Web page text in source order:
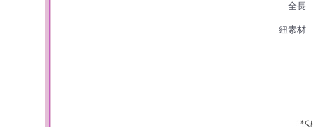
全長
紐素材